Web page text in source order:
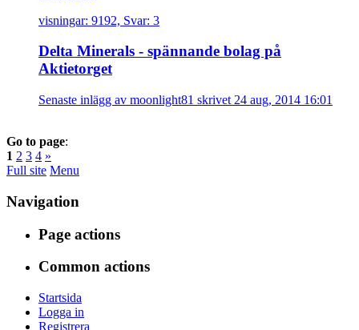
visningar: 9192, Svar: 3
Delta Minerals - spännande bolag på
Aktietorget
Senaste inlägg av moonlight81 skrivet 24 aug, 2014 16:01
Go to page:
1 2 3 4 »
Full site Menu
Navigation
Page actions
Common actions
Startsida
Logga in
Registrera